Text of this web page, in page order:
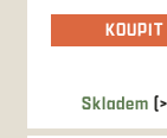
Skladem
KOUPIT